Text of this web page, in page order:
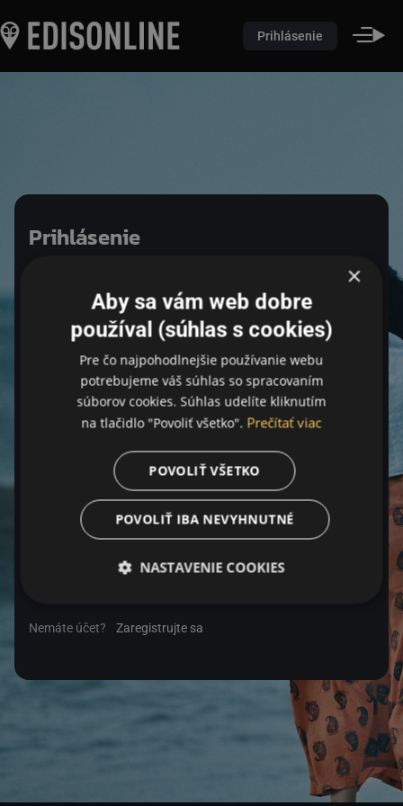
Prihlásenie
Prihlásenie
Zabudnuté heslo
Prihlásiť sa
Nemáte účet? Zaregistrujte sa
×
Aby sa vám web dobre
používal (súhlas s cookies)
Pre čo najpohodlnejšie používanie webu
potrebujeme váš súhlas so spracovaním
súborov cookies. Súhlas udelíte kliknutím
na tlačidlo "Povoliť všetko". Prečítať viac
POVOLIŤ VŠETKO
POVOLIŤ IBA NEVYHNUTNÉ
NASTAVENIE COOKIES